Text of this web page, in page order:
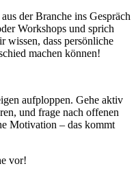
der Branche ins Gespräch
Workshops und sprich
wissen, dass persönliche
machen können!
aufploppen. Gehe aktiv
und frage nach offenen
Motivation – das kommt
vor!